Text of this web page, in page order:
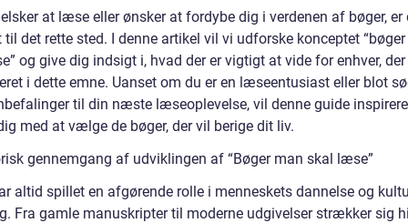
at læse eller ønsker at fordybe dig i verdenen af bøger, er
til det rette sted. I denne artikel vil vi udforske konceptet
og give dig indsigt i, hvad der er vigtigt at vide for enhver, der
i dette emne. Uanset om du er en læseentusiast eller blot
til din næste læseoplevelse, vil denne guide
med at vælge de bøger, der vil berige dit liv.
gennemgang af udviklingen af “Bøger man skal læse”
altid spillet en afgørende rolle i menneskets dannelse og
Fra gamle manuskripter til moderne udgivelser strækker sig